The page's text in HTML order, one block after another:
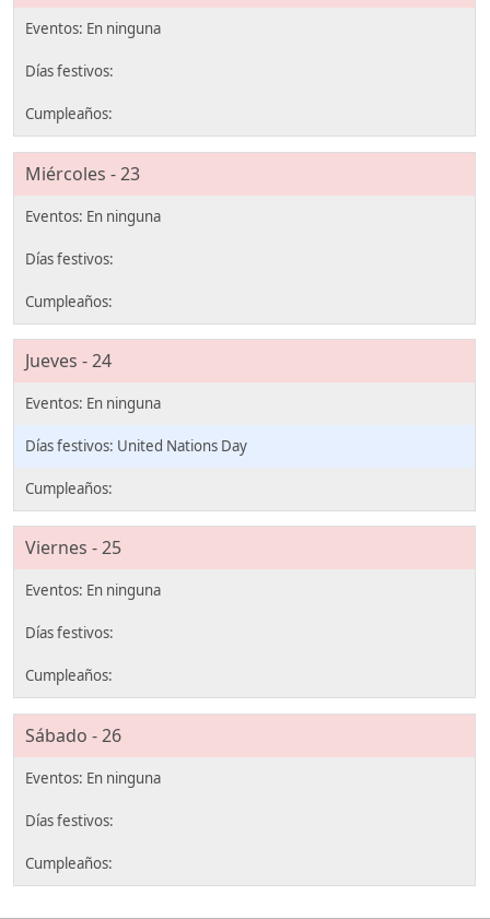
Miércoles - 23
Jueves - 24
United Nations Day
Viernes - 25
Sábado - 26